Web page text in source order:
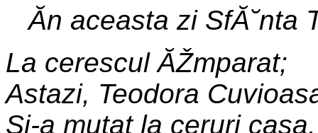
Ăn aceasta zi SfĂ˘nta
La cerescul ĂŽmparat;
Astazi, Teodora
Si-a mutat la ceruri casa.